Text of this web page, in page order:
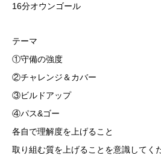
16分オウンゴール
テーマ
①守備の強度
②チャレンジ＆カバー
③ビルドアップ
④パス&ゴー
各自で理解度を上げること
取り組む質を上げることを意識してく